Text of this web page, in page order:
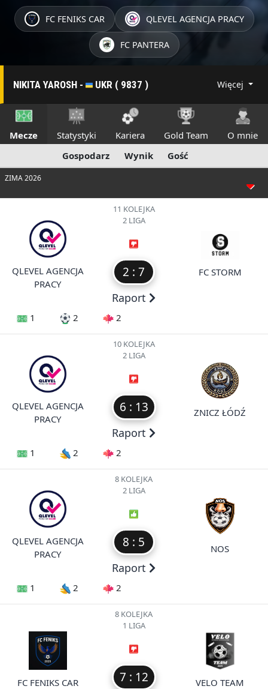
FC FENIKS CAR QLEVEL AGENCJA PRACY
FC PANTERA
NIKITA YAROSH - UKR ( 9837 ) Więcej
Mecze Statystyki Kariera Gold Team
O mnie
Gospodarz
Wynik Gość
ZIMA 2026
QLEVEL AGENCJA
PRACY
11 KOLEJKA
2 LIGA
2 : 7
Raport
FC STORM
1 2 2
QLEVEL AGENCJA
PRACY
10 KOLEJKA
2 LIGA
6 : 13
Raport
ZNICZ ŁÓDŹ
1 2 2
QLEVEL AGENCJA
PRACY
8 KOLEJKA
2 LIGA
8 : 5
Raport
NOS
1 2 2
FC FENIKS CAR
8 KOLEJKA
1 LIGA
7 : 12 VELO TEAM